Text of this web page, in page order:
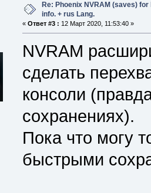
Re: Phoenix NVRAM (saves)
info. + rus Lang.
«Ответ #3 : 12 Март 2020, 11:53:40 »
NVRAM
сделать
консоли
сохранениях).
Пока что могу
быстрыми